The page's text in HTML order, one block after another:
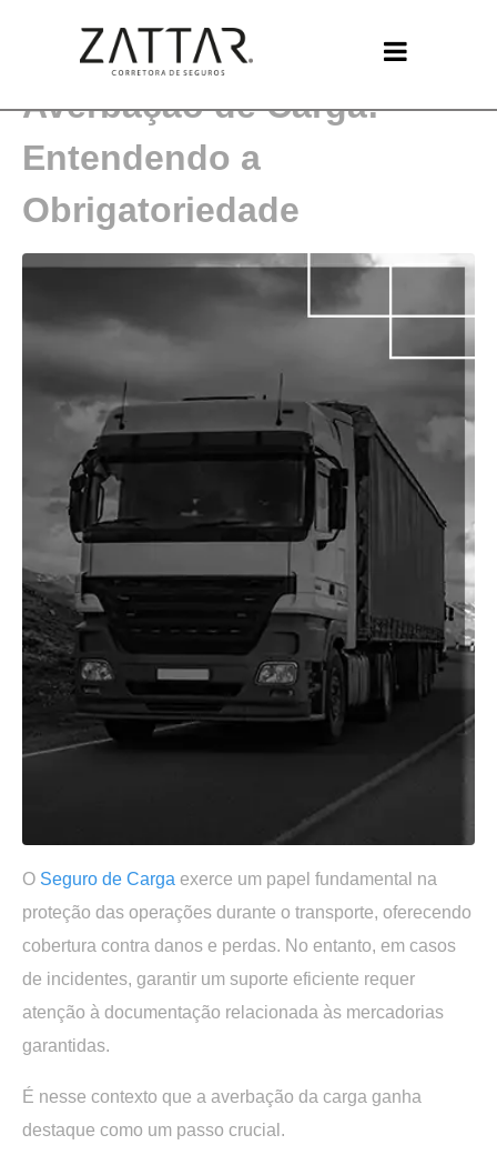
A Importância da
Averbação de Carga:
Entendendo a
Obrigatoriedade
O Seguro de Carga exerce um papel fundamental na
proteção das operações durante o transporte, oferecendo
cobertura contra danos e perdas. No entanto, em casos
de incidentes, garantir um suporte eficiente requer
atenção à documentação relacionada às mercadorias
garantidas.
É nesse contexto que a averbação da carga ganha
destaque como um passo crucial.